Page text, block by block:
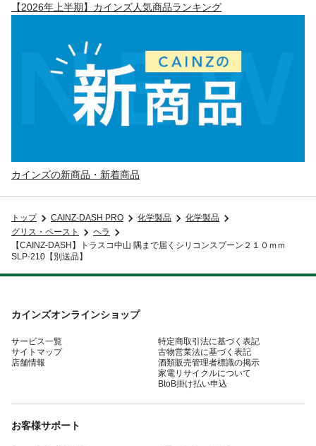
【2026年上半期】カインズ人気商品ランキング
カインズの新商品・新着商品
トップ CAINZ-DASH PRO 化学製品
化学製品
グリス・ペースト
ヘラ
【CAINZ-DASH】トラスコ中山 隅まで届くシリコンスプーン２１０ｍｍ
SLP-210【別送品】
カインズオンラインショップ
サービス一覧
サイトマップ
店舗情報
特定商取引法に基づく表記
古物営業法に基づく表記
酒類販売管理者標識の掲示
家電リサイクルについて
BtoB掛け払い申込
お客様サポート